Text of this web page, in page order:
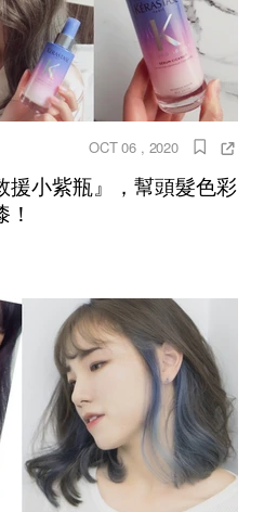
OCT 06 , 2020
援小紫瓶』，幫頭髮色彩